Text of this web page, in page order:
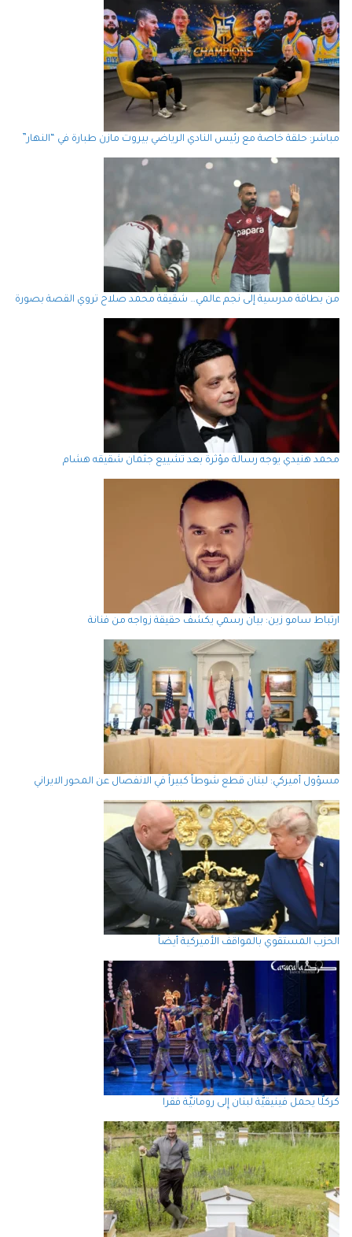
مباشر: حلقة خاصة مع رئيس النادي الرياضي بيروت مازن طبارة في “النهار”
من بطاقة مدرسية إلى نجم عالمي… شقيقة محمد صلاح تروي القصة بصورة
محمد هنيدي يوجه رسالة مؤثرة بعد تشييع جثمان شقيقه هشام
ارتباط سامو زين: بيان رسمي يكشف حقيقة زواجه من فنانة
مسؤول أميركي: لبنان قطع شوطاً كبيراً في الانفصال عن المحور الايراني
الحزب المستقوي بالمواقف الأميركية أيضاً
كركلَّا يحمل فينيقيَّة لبنان إِلى رومانيَّة فقرا